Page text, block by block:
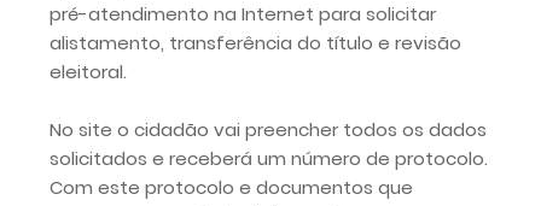
pré-atendimento na Internet para solicitar
alistamento, transferência do título e revisão
eleitoral.
No site o cidadão vai preencher todos os dados
solicitados e receberá um número de protocolo.
Com este protocolo e documentos que